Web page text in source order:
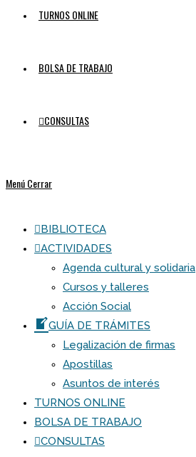
TURNOS ONLINE
BOLSA DE TRABAJO
CONSULTAS
MenúCerrar
BIBLIOTECA
ACTIVIDADES
Agenda cultural y solidaria
Cursos y talleres
Acción Social
GUÍA DE TRÁMITES
Legalización de firmas
Apostillas
Asuntos de interés
TURNOS ONLINE
BOLSA DE TRABAJO
CONSULTAS